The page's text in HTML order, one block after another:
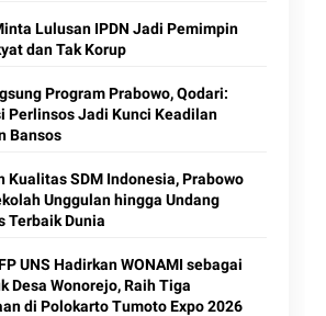
Lulusan IPDN Jadi Pemimpin
dan Tak Korup
Program Prabowo, Qodari:
Perlinsos Jadi Kunci Keadilan
Bansos
Kualitas SDM Indonesia, Prabowo
Unggulan hingga Undang
Terbaik Dunia
UNS Hadirkan WONAMI sebagai
Desa Wonorejo, Raih Tiga
di Polokarto Tumoto Expo 2026